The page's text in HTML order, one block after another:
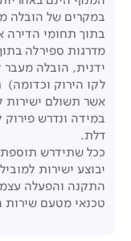
במקרים של הובלה
בתוך תחומי הדירה
מדרגות ספירלה
ידנית, הובלה מעבר
לקו הירוק
אשר תשולם
דלת.
ככל שתידרש
יבוצע ישירות
התקנה והפעלה
טכנאי מטעם שירות